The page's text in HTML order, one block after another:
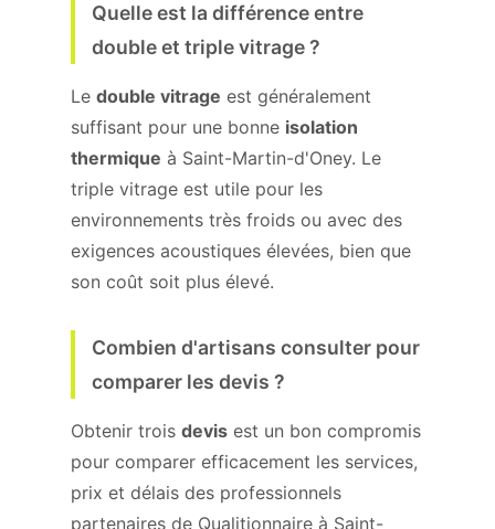
Quelle est la différence entre
double et triple vitrage ?
Le double vitrage est généralement
suffisant pour une bonne isolation
thermique à Saint-Martin-d'Oney. Le
triple vitrage est utile pour les
environnements très froids ou avec des
exigences acoustiques élevées, bien que
son coût soit plus élevé.
Combien d'artisans consulter pour
comparer les devis ?
Obtenir trois devis est un bon compromis
pour comparer efficacement les services,
prix et délais des professionnels
partenaires de Qualitionnaire à Saint-